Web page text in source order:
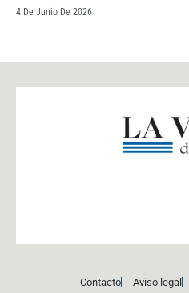
4 De Junio De 2026
Contacto Aviso legal